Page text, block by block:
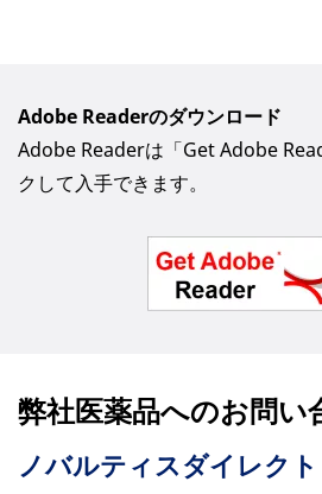
Adobe Readerのダウンロード
Adobe Readerは「Get Adobe
クして入手できます。
弊社医薬品へのお問い
ノバルティスダイレクト